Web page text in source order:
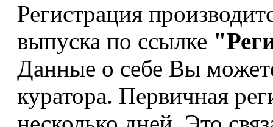
Регистрация
выпуска по ссылке
Данные о себе Вы
куратора. Первичная